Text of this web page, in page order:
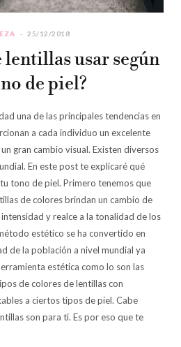
25/12/2018
lentillas usar según
de piel?
una de las principales tendencias en
a cada individuo un excelente
gran cambio visual. Existen diversos
En este post te explicaré qué
tono de piel. Primero tenemos que
de colores brindan un cambio de
y realce a la tonalidad de los
estético se ha convertido en
de la población a nivel mundial ya
estética como lo son las
de colores de lentillas con
a ciertos tipos de piel. Cabe
son para ti. Es por eso que te